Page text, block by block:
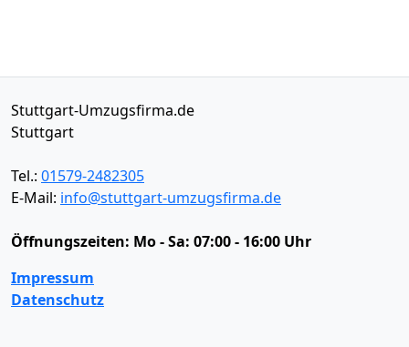
Stuttgart-Umzugsfirma.de
Stuttgart
Tel.: 01579-2482305
E-Mail: info@stuttgart-umzugsfirma.de
Öffnungszeiten: Mo - Sa: 07:00 - 16:00 Uhr
Impressum
Datenschutz